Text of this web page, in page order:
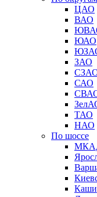
ЦАО
ВАО
ЮАО
ЗАО
САО
ТАО
НАО
По шоссе